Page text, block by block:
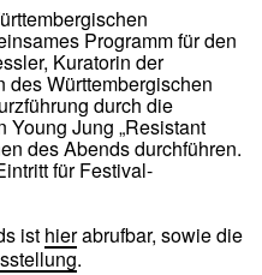
Programm für den
Kuratorin der
Württembergischen
durch die
Jung „Resistant
des Abends durchführen.
für Festival-
ist hierabrufbar, sowie die
.